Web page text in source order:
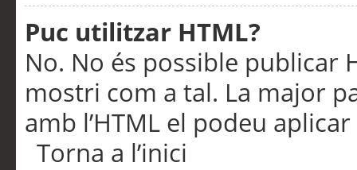
Puc utilitzar HTML?
No. No és possible publicar
mostri com a tal. La major
amb l’HTML el podeu
Torna a l’inici